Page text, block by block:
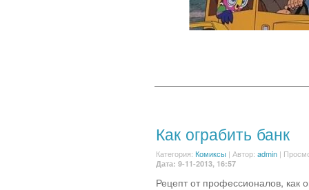
Как ограбить банк
Категория: Комиксы | Автор: admin |
Дата: 9-11-2013, 16:57
Рецепт от профессионалов, как